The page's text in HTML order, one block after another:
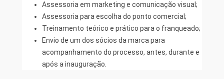
Assessoria em marketing e comunicação visual;
Assessoria para escolha do ponto comercial;
Treinamento teórico e prático para o franqueado;
Envio de um dos sócios da marca para
acompanhamento do processo, antes, durante e
após a inauguração.